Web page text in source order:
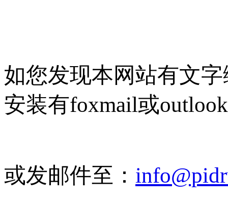
如您发现本网站有文
安装有foxmail或
或发邮件至：